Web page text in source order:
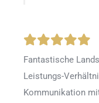
Fantastische
Leistungs-
Kommunikation